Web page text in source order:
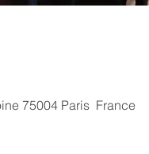
75004 Paris ​ France